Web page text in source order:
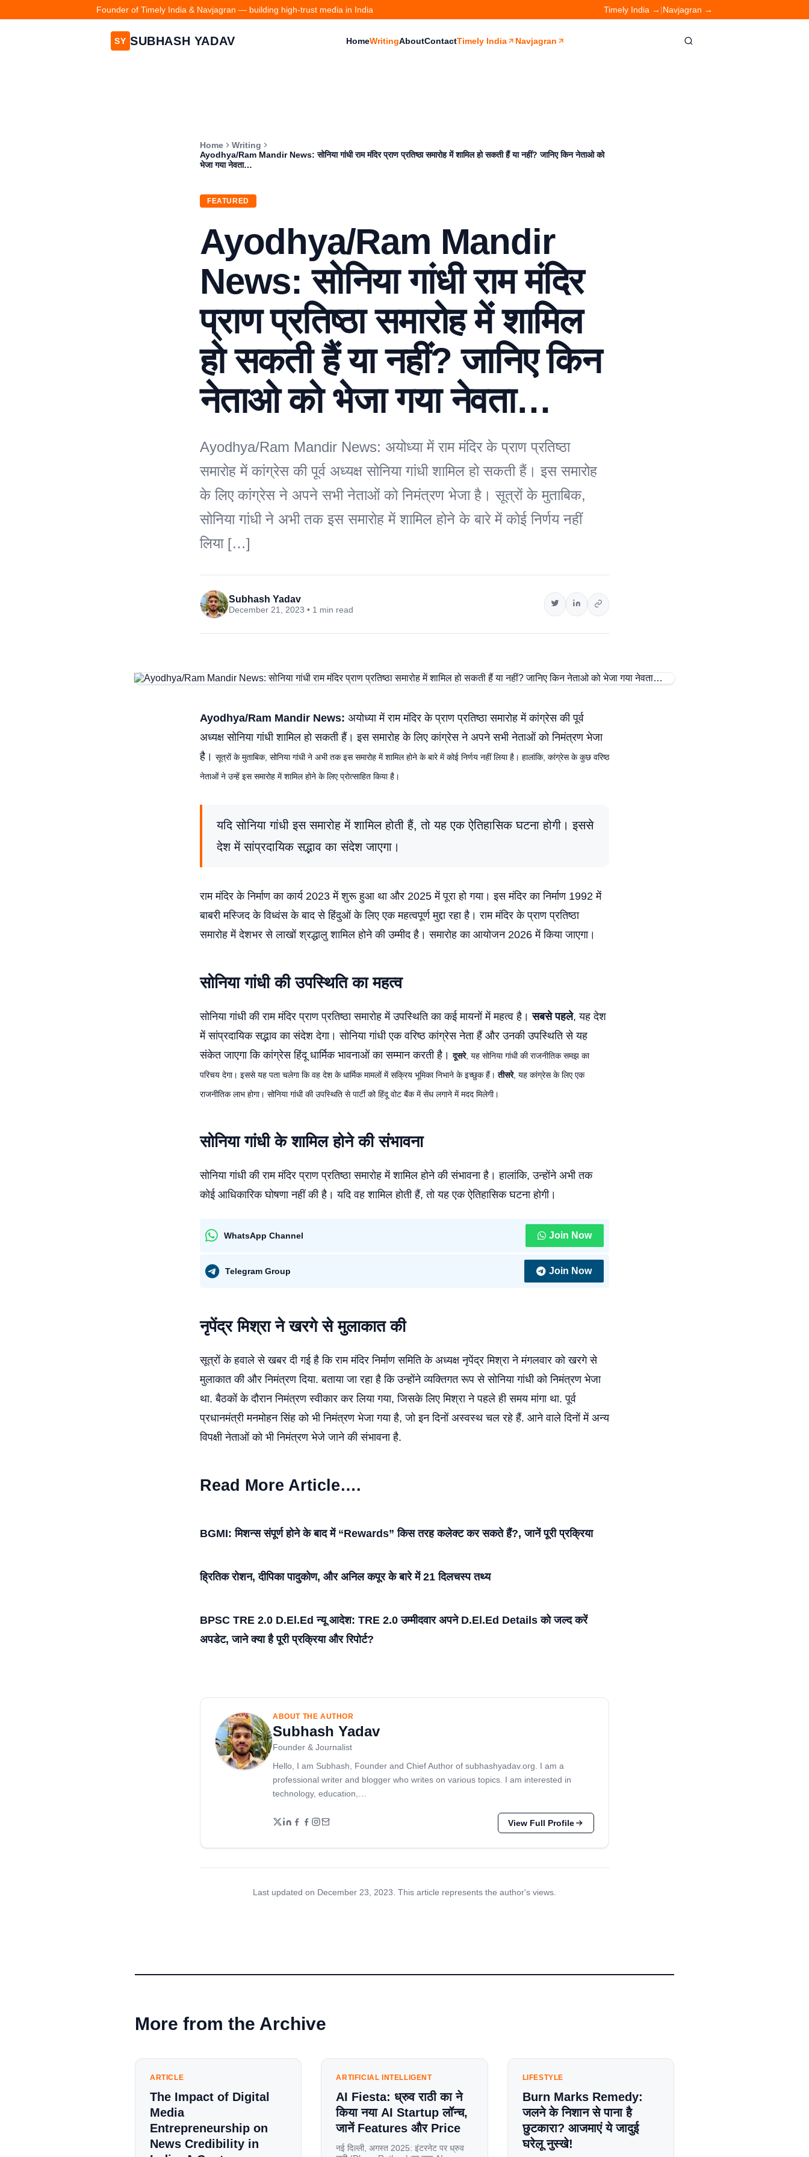
Founder of Timely India & Navjagran — building high-trust media in India Timely India → |Navjagran →
SY SUBHASH YADAV HomeWritingAboutContactTimely India Navjagran
Home
Writing
Ayodhya/Ram Mandir News: सोनिया गांधी राम मंदिर प्राण प्रतिष्ठा समारोह में शामिल हो सकती हैं या नहीं? जानिए किन नेताओ को
भेजा गया नेवता…
FEATURED
Ayodhya/Ram Mandir
News: सोनिया गांधी राम मंदिर
प्राण प्रतिष्ठा समारोह में शामिल
हो सकती हैं या नहीं? जानिए किन
नेताओ को भेजा गया नेवता…
Ayodhya/Ram Mandir News: अयोध्या में राम मंदिर के प्राण प्रतिष्ठा
समारोह में कांग्रेस की पूर्व अध्यक्ष सोनिया गांधी शामिल हो सकती हैं। इस समारोह
के लिए कांग्रेस ने अपने सभी नेताओं को निमंत्रण भेजा है। सूत्रों के मुताबिक,
सोनिया गांधी ने अभी तक इस समारोह में शामिल होने के बारे में कोई निर्णय नहीं
लिया […]
Subhash Yadav
December 21, 2023 • 1 min read
Ayodhya/Ram Mandir News: अयोध्या में राम मंदिर के प्राण प्रतिष्ठा समारोह में कांग्रेस की पूर्व
अध्यक्ष सोनिया गांधी शामिल हो सकती हैं। इस समारोह के लिए कांग्रेस ने अपने सभी नेताओं को निमंत्रण भेजा
है। सूत्रों के मुताबिक, सोनिया गांधी ने अभी तक इस समारोह में शामिल होने के बारे में कोई निर्णय नहीं लिया है। हालांकि, कांग्रेस के कुछ वरिष्ठ
नेताओं ने उन्हें इस समारोह में शामिल होने के लिए प्रोत्साहित किया है।
यदि सोनिया गांधी इस समारोह में शामिल होती हैं, तो यह एक ऐतिहासिक घटना होगी। इससे
देश में सांप्रदायिक सद्भाव का संदेश जाएगा।
राम मंदिर के निर्माण का कार्य 2023 में शुरू हुआ था और 2025 में पूरा हो गया। इस मंदिर का निर्माण 1992 में
बाबरी मस्जिद के विध्वंस के बाद से हिंदुओं के लिए एक महत्वपूर्ण मुद्दा रहा है। राम मंदिर के प्राण प्रतिष्ठा
समारोह में देशभर से लाखों श्रद्धालु शामिल होने की उम्मीद है। समारोह का आयोजन 2026 में किया जाएगा।
सोनिया गांधी की उपस्थिति का महत्व
सोनिया गांधी की राम मंदिर प्राण प्रतिष्ठा समारोह में उपस्थिति का कई मायनों में महत्व है।सबसे पहले, यह देश
में सांप्रदायिक सद्भाव का संदेश देगा। सोनिया गांधी एक वरिष्ठ कांग्रेस नेता हैं और उनकी उपस्थिति से यह
संकेत जाएगा कि कांग्रेस हिंदू धार्मिक भावनाओं का सम्मान करती है।दूसरे, यह सोनिया गांधी की राजनीतिक समझ का
परिचय देगा। इससे यह पता चलेगा कि वह देश के धार्मिक मामलों में सक्रिय भूमिका निभाने के इच्छुक हैं।तीसरे, यह कांग्रेस के लिए एक
राजनीतिक लाभ होगा। सोनिया गांधी की उपस्थिति से पार्टी को हिंदू वोट बैंक में सेंध लगाने में मदद मिलेगी।
सोनिया गांधी के शामिल होने की संभावना
सोनिया गांधी की राम मंदिर प्राण प्रतिष्ठा समारोह में शामिल होने की संभावना है। हालांकि, उन्होंने अभी तक
कोई आधिकारिक घोषणा नहीं की है। यदि वह शामिल होती हैं, तो यह एक ऐतिहासिक घटना होगी।
WhatsApp Channel Join Now
Telegram Group Join Now
नृपेंद्र मिश्रा ने खरगे से मुलाकात की
सूत्रों के हवाले से खबर दी गई है कि राम मंदिर निर्माण समिति के अध्यक्ष नृपेंद्र मिश्रा ने मंगलवार को खरगे से
मुलाकात की और निमंत्रण दिया. बताया जा रहा है कि उन्होंने व्यक्तिगत रूप से सोनिया गांधी को निमंत्रण भेजा
था. बैठकों के दौरान निमंत्रण स्वीकार कर लिया गया, जिसके लिए मिश्रा ने पहले ही समय मांगा था. पूर्व
प्रधानमंत्री मनमोहन सिंह को भी निमंत्रण भेजा गया है, जो इन दिनों अस्वस्थ चल रहे हैं. आने वाले दिनों में अन्य
विपक्षी नेताओं को भी निमंत्रण भेजे जाने की संभावना है.
Read More Article….
BGMI: मिशन्स संपूर्ण होने के बाद में “Rewards” किस तरह कलेक्ट कर सकते हैं?, जानें पूरी प्रक्रिया
ह्रितिक रोशन, दीपिका पादुकोण, और अनिल कपूर के बारे में 21 दिलचस्प तथ्य
BPSC TRE 2.0 D.El.Ed न्यू आदेश: TRE 2.0 उम्मीदवार अपने D.El.Ed Details को जल्द करें
अपडेट, जाने क्या है पूरी प्रक्रिया और रिपोर्ट?
ABOUT THE AUTHOR
Subhash Yadav
Founder & Journalist
Hello, I am Subhash, Founder and Chief Author of subhashyadav.org. I am a
professional writer and blogger who writes on various topics. I am interested in
technology, education,…
View Full Profile
Last updated on December 23, 2023. This article represents the author's views.
More from the Archive
ARTICLE
The Impact of Digital
Media
Entrepreneurship on
News Credibility in
ARTIFICIAL INTELLIGENT
AI Fiesta: ध्रुव राठी का ने
किया नया AI Startup लॉन्च,
जानें Features और Price
नई दिल्ली, अगस्त 2025: इंटरनेट पर ध्रुव
LIFESTYLE
Burn Marks Remedy:
जलने के निशान से पाना है
छुटकारा? आजमाएं ये जादुई
घरेलू नुस्खे!